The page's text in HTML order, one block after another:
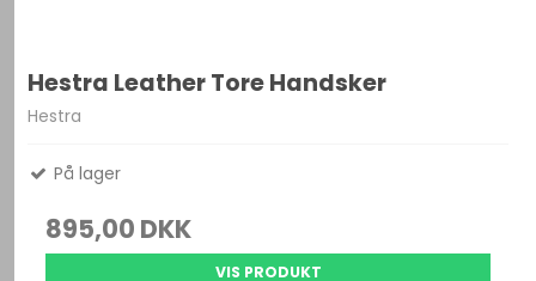
Hestra Leather Tore Handsker
Hestra
På lager
895,00 DKK
VIS PRODUKT